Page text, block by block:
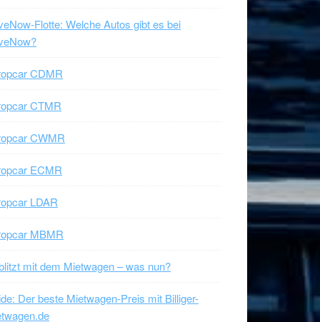
Flotte: Welche Autos gibt es bei
CDMR
CTMR
CWMR
ECMR
LDAR
MBMR
mit dem Mietwagen – was nun?
Der beste Mietwagen-Preis mit Billiger-